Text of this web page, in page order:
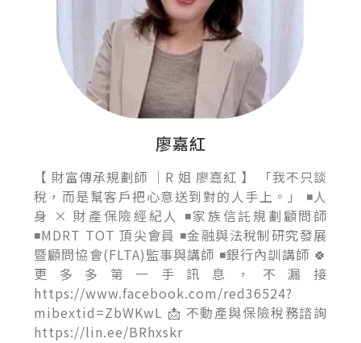
廖嘉紅
【 財富傳承規劃師 ｜R 姐 廖嘉紅 】 「我不只談
稅，而是幫客戶把心意送到對的人手上。」 ◾人
身 × 財產保險經紀人 ◾家族信託規劃顧問師
◾MDRT TOT 頂尖會員 ◾金融與法稅制研究發展
暨顧問協會(FLTA)監事與講師 ◾銀行內訓講師 🍀
更多多第一手訊息，不漏接
https://www.facebook.com/red36524?
mibextid=ZbWKwL 📩 不動產與保險稅務諮詢
https://lin.ee/BRhxskr